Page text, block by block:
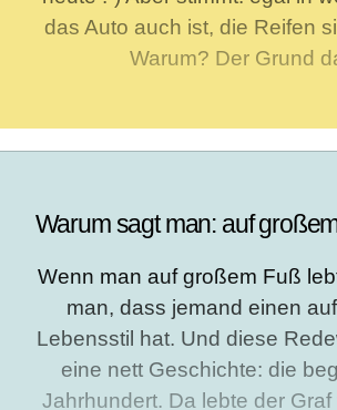
das Auto auch ist, die Reifen
Warum? Der Grund
Warum sagt man: auf
Wenn man auf großem Fuß
man, dass jemand einen
Lebensstil hat. Und diese
eine nett Geschichte: die
Jahrhundert. Da lebte der Graf